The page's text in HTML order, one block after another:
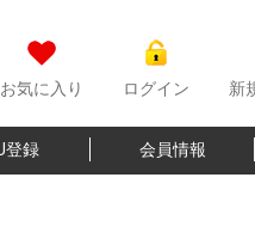
お気に入り ログイン 新
登録 会員情報